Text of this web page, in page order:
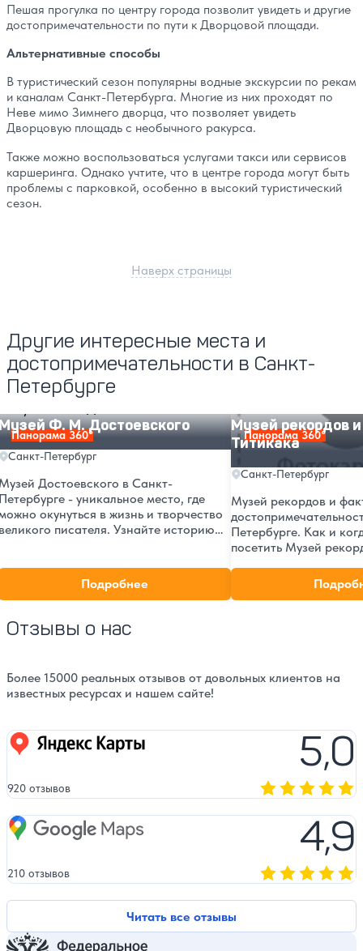
Пешая прогулка по центру города позволит увидеть и другие
достопримечательности по пути к Дворцовой площади.
Альтернативные способы
В туристический сезон популярны водные экскурсии по рекам
и каналам Санкт-Петербурга. Многие из них проходят по
Неве мимо Зимнего дворца, что позволяет увидеть
Дворцовую площадь с необычного ракурса.
Также можно воспользоваться услугами такси или сервисов
каршеринга. Однако учтите, что в центре города могут быть
проблемы с парковкой, особенно в высокий туристический
сезон.
Наверх страницы
Другие интересные места и
достопримечательности в Санкт-
Петербурге
Панорама 360°
Ф. М. Достоевского
Санкт-Петербург
Достоевского в Санкт-
- уникальное место, где
окунуться в жизнь и творчество
писателя. Узнайте историю
и почувствуйте атмосферу эпохи
Подробнее
Панорама 360°
Музей рекордов
Титикака
Санкт-Петербург
Музей рекордов и
Петербурге. Как и
посетить Музей
вход для взрослых и
добраться пешком,
Отзывы о нас
Более 15000 реальных отзывов от довольных клиентов на
известных ресурсах и нашем сайте!
Читать все отзывы
Яндекс карты 5,0
920 отзывов
Google Maps 4,9
210 отзывов